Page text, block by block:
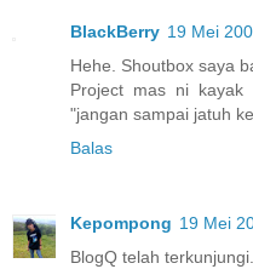
BlackBerry 19 Mei
Hehe. Shoutbox saya
Project mas ni kayak
"jangan sampai jatuh
Balas
Kepompong 19 Mei
BlogQ telah terkunjungi...